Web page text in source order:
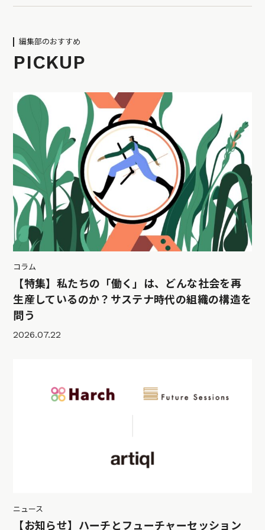
編集部のおすすめ
PICKUP
コラム
【特集】私たちの「働く」は、どんな社会を再
生産しているのか？サステナ時代の組織の構造を
問う
2026.07.22
ニュース
【お知らせ】ハーチとフューチャーセッション